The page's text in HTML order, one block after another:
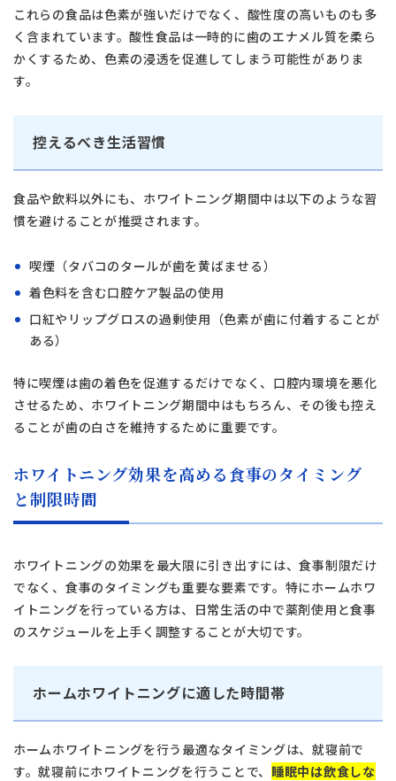
これらの食品は色素が強いだけでなく、酸性度の高いものも多
く含まれています。酸性食品は一時的に歯のエナメル質を柔ら
かくするため、色素の浸透を促進してしまう可能性がありま
す。
控えるべき生活習慣
食品や飲料以外にも、ホワイトニング期間中は以下のような習
慣を避けることが推奨されます。
喫煙（タバコのタールが歯を黄ばませる）
着色料を含む口腔ケア製品の使用
口紅やリップグロスの過剰使用（色素が歯に付着することが
ある）
特に喫煙は歯の着色を促進するだけでなく、口腔内環境を悪化
させるため、ホワイトニング期間中はもちろん、その後も控え
ることが歯の白さを維持するために重要です。
ホワイトニング効果を高める食事のタイミング
と制限時間
ホワイトニングの効果を最大限に引き出すには、食事制限だけ
でなく、食事のタイミングも重要な要素です。特にホームホワ
イトニングを行っている方は、日常生活の中で薬剤使用と食事
のスケジュールを上手く調整することが大切です。
ホームホワイトニングに適した時間帯
ホームホワイトニングを行う最適なタイミングは、就寝前で
す。就寝前にホワイトニングを行うことで、 睡眠中は飲食しな